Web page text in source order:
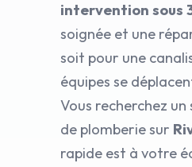
intervention sous
soignée et une
soit pour une
équipes se
Vous recherchez
de plomberie sur
rapide est à votre